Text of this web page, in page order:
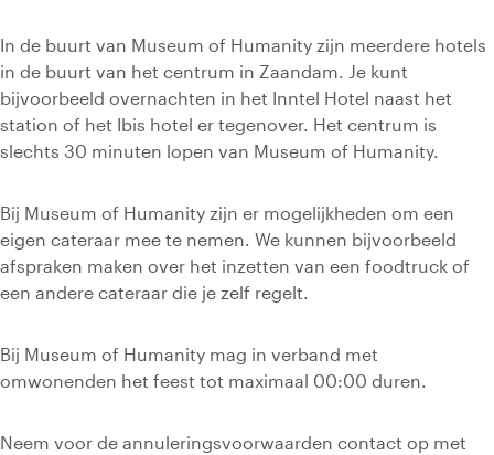
In de buurt van Museum of Humanity zijn meerdere hotels
in de buurt van het centrum in Zaandam. Je kunt
bijvoorbeeld overnachten in het Inntel Hotel naast het
station of het Ibis hotel er tegenover. Het centrum is
slechts 30 minuten lopen van Museum of Humanity.
Bij Museum of Humanity zijn er mogelijkheden om een
eigen cateraar mee te nemen. We kunnen bijvoorbeeld
afspraken maken over het inzetten van een foodtruck of
een andere cateraar die je zelf regelt.
Bij Museum of Humanity mag in verband met
omwonenden het feest tot maximaal 00:00 duren.
Neem voor de annuleringsvoorwaarden contact op met